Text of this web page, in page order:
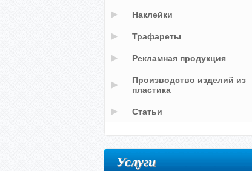
Наклейки
Трафареты
Рекламная продукция
Производство изделий из
пластика
Статьи
Услуги